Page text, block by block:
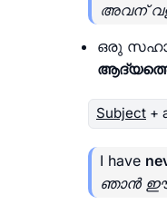
അവന്
ഒരു
Subject +
I have
ഞാൻ ഈ